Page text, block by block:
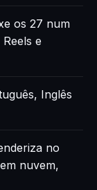
os 27 num
e
Inglês
no
nuvem,